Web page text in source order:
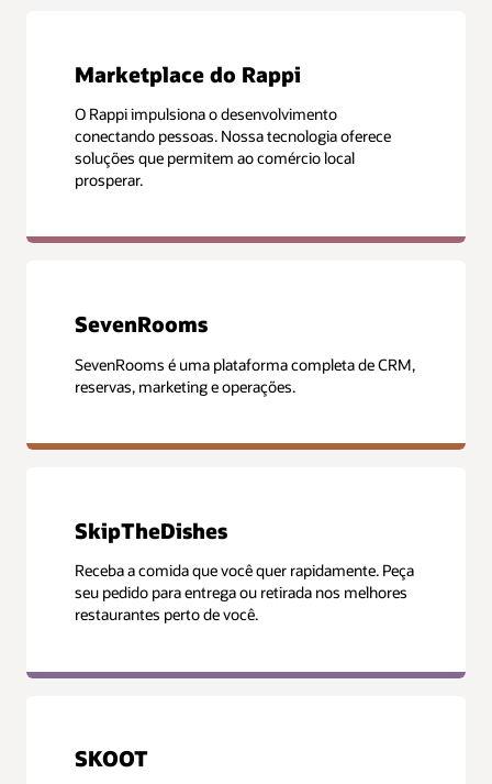
Marketplace do Rappi
O Rappi impulsiona o desenvolvimento
conectando pessoas. Nossa tecnologia oferece
soluções que permitem ao comércio local
prosperar.
SevenRooms
SevenRooms é uma plataforma completa de CRM,
reservas, marketing e operações.
SkipTheDishes
Receba a comida que você quer rapidamente. Peça
seu pedido para entrega ou retirada nos melhores
restaurantes perto de você.
SKOOT